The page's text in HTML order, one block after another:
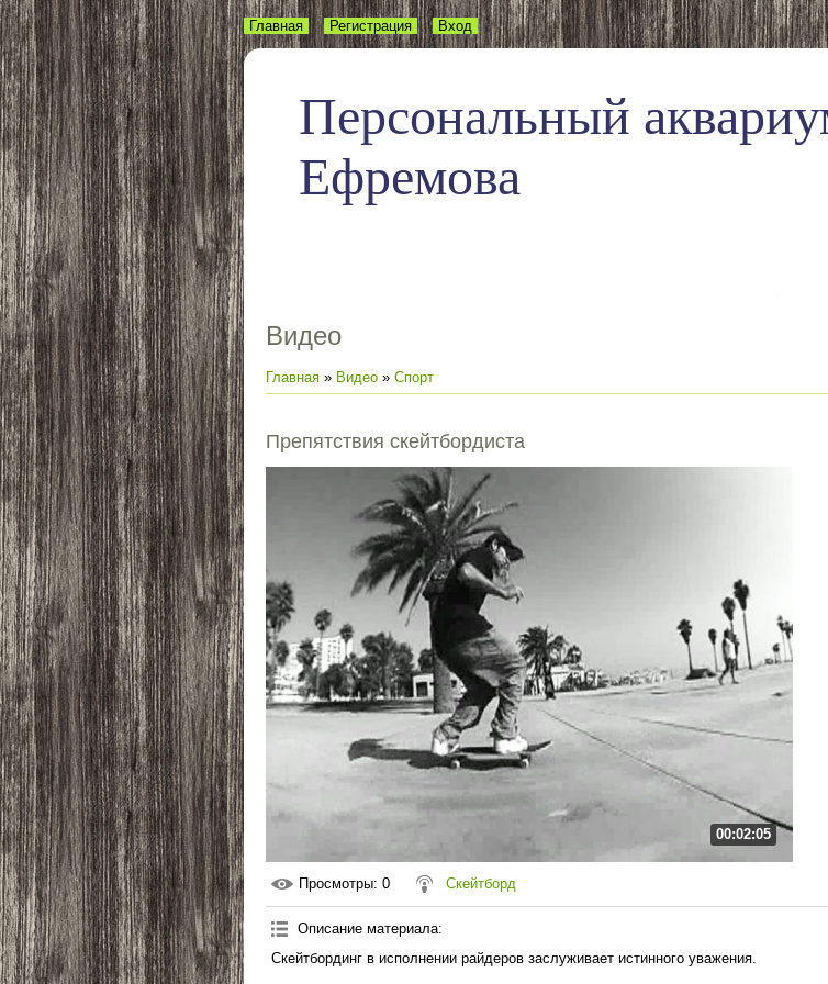
Персональный
Ефремова
Главная Регистрация Вход
Видео
Главная » Видео » Спорт
Препятствия скейтбордиста
00:02:05
Просмотры: 0 Скейтборд
Описание материала:
Скейтбординг в исполнении райдеров заслуживает истинного уважения.